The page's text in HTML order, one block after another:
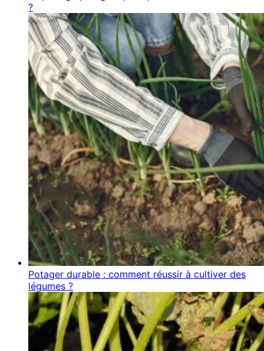
?
Potager durable : comment réussir à cultiver des
légumes ?